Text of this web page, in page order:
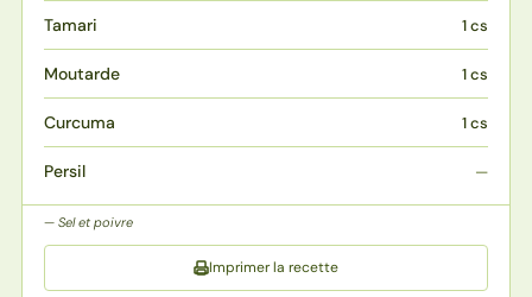
Tamari 1 cs
Moutarde 1 cs
Curcuma 1 cs
Persil —
Sel et poivre
Imprimer la recette